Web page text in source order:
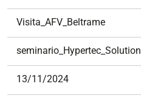
Visita_AFV_Beltrame
seminario_Hypertec_Solution
13/11/2024